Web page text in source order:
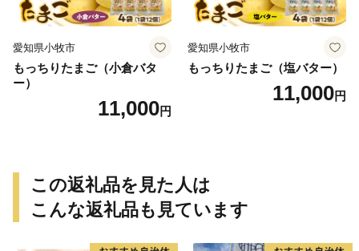
愛知県小牧市
もっちりたまご（小倉バタ
ー）
11,000円
愛知県小牧市
もっちりたまご（塩バター）
11,000円
この返礼品を見た人は
こんな返礼品も見ています